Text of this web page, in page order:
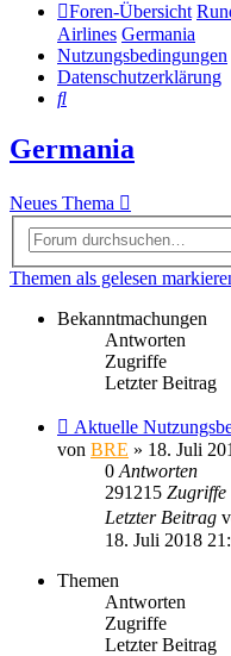
Foren-Übersicht
Airlines Germania
Nutzungsbedingungen
Datenschutzerklärung
Suche
Germania
Neues Thema
Themen als gelesen
Bekanntmachungen
Antworten
Zugriffe
Letzter Beitrag
Aktuelle
von BRE » 18. Juli
0 Antworten
291215 Zugriffe
Letzter Beitrag
18. Juli 2018
Themen
Antworten
Zugriffe
Letzter Beitrag